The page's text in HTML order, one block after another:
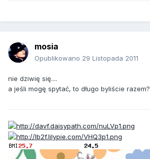
mosia
Opublikowano 29 Listopada 2011
nie dziwię się....
a jeśli mogę spytać, to długo byliście razem?